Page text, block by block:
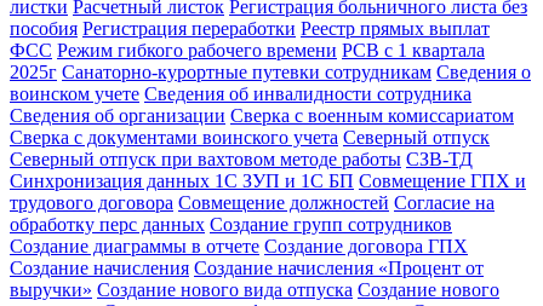
листки Расчетный листок Регистрация больничного листа без
пособия Регистрация переработки Реестр прямых выплат
ФСС Режим гибкого рабочего времени РСВ с 1 квартала
2025г Санаторно-курортные путевки сотрудникам Сведения о
воинском учете Сведения об инвалидности сотрудника
Сведения об организации Сверка с военным комиссариатом
Сверка с документами воинского учета Северный отпуск
Северный отпуск при вахтовом методе работы СЗВ-ТД
Синхронизация данных 1С ЗУП и 1С БП Совмещение ГПХ и
трудового договора Совмещение должностей Согласие на
обработку перс данных Создание групп сотрудников
Создание диаграммы в отчете Создание договора ГПХ
Создание начисления Создание начисления «Процент от
выручки» Создание нового вида отпуска Создание нового